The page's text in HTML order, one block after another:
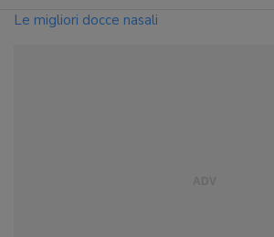
Le migliori docce nasali